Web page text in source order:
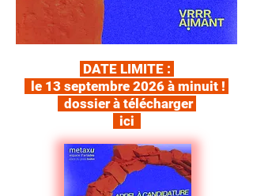
DATE LIMITE :
le 13 septembre 2026 à minuit !
dossier à télécharger
ici